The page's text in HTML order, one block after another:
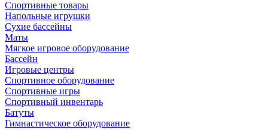
Спортивные товары
Напольные игрушки
Сухие бассейны
Маты
Мягкое игровое оборудование
Бассейн
Игровые центры
Спортивное оборудование
Спортивные игры
Спортивный инвентарь
Батуты
Гимнастическое оборудование